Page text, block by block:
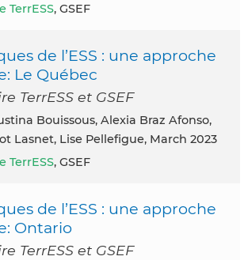
TerrESS, GSEF
de l’ESS : une approche
Le Québec
TerrESS et GSEF
Lasnet, Lise Pellefigue, March 2023
TerrESS, GSEF
de l’ESS : une approche
Ontario
TerrESS et GSEF